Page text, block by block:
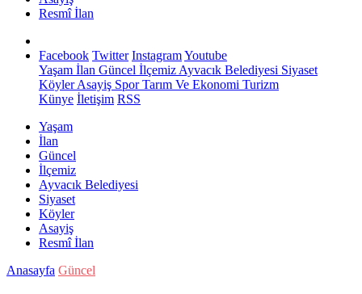
Resmî İlan
Facebook Twitter InstagramYoutube
Yaşam İlan Güncel İlçemiz Ayvacık Belediyesi Siyaset
KöylerAsayiş SporTarım Ve Ekonomi Turizm
Künye İletişim RSS
Yaşam
İlan
Güncel
İlçemiz
Ayvacık Belediyesi
Siyaset
Köyler
Asayiş
Resmî İlan
Anasayfa Güncel